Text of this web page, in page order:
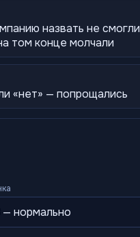
назвать не смогли
том конце молчали
«нет» — попрощались